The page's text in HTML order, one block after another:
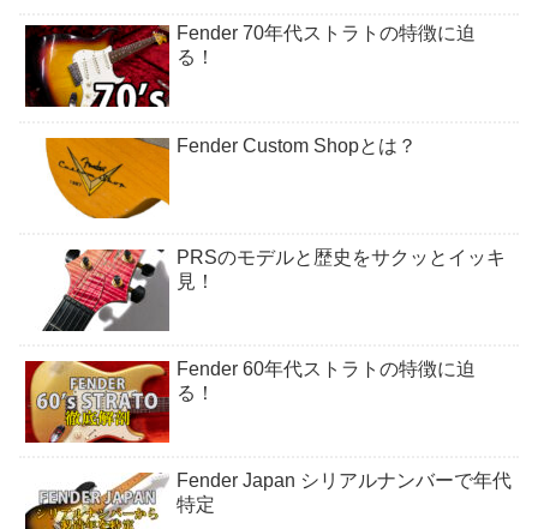
Fender 70年代ストラトの特徴に迫
る！
Fender Custom Shopとは？
PRSのモデルと歴史をサクッとイッキ
見！
Fender 60年代ストラトの特徴に迫
る！
Fender Japan シリアルナンバーで年代
特定